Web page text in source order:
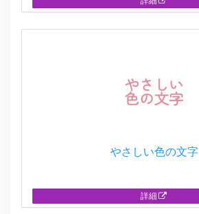
やさしい色の文字
詳細